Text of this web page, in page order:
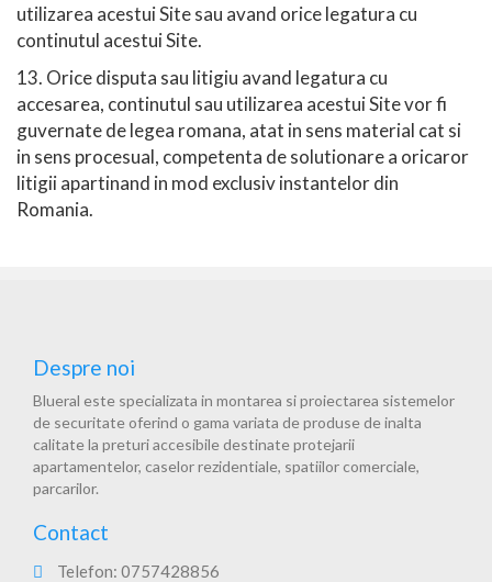
utilizarea acestui Site sau avand orice legatura cu
continutul acestui Site.
13. Orice disputa sau litigiu avand legatura cu
accesarea, continutul sau utilizarea acestui Site vor fi
guvernate de legea romana, atat in sens material cat si
in sens procesual, competenta de solutionare a oricaror
litigii apartinand in mod exclusiv instantelor din
Romania.
Despre noi
Blueral este specializata in montarea si proiectarea sistemelor
de securitate oferind o gama variata de produse de inalta
calitate la preturi accesibile destinate protejarii
apartamentelor, caselor rezidentiale, spatiilor comerciale,
parcarilor.
Contact
Telefon: 0757428856